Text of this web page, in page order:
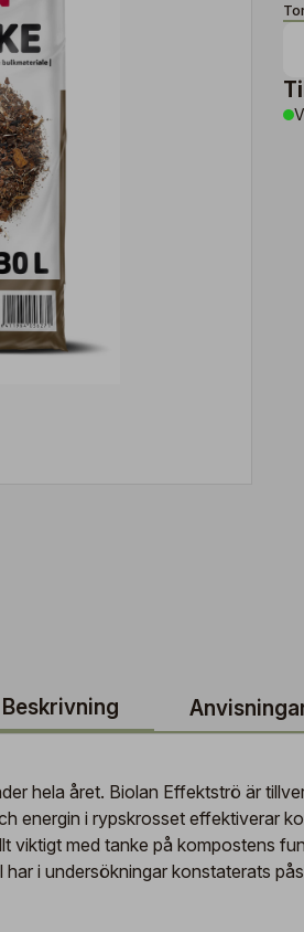
Beskrivning
hela året. Biolan Effektströ är
energin i rypskrosset effektiverar
viktigt med tanke på kompostens
i undersökningar konstaterats